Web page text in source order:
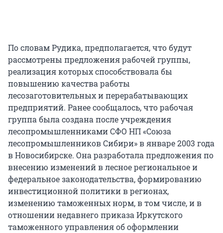
По словам Рудика, предполагается, что будут
рассмотрены предложения рабочей группы,
реализация которых способствовала бы
повышению качества работы
лесозаготовительных и перерабатывающих
предприятий. Ранее сообщалось, что рабочая
группа была создана после учреждения
лесопромышленниками СФО НП «Союза
лесопромышленников Сибири» в январе 2003 года
в Новосибирске. Она разработала предложения по
внесению изменений в лесное региональное и
федеральное законодательства, формированию
инвестиционной политики в регионах,
изменению таможенных норм, в том числе, и в
отношении недавнего приказа Иркутского
таможенного управления об оформлении